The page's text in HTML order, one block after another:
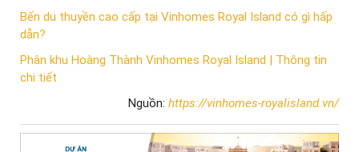
Bến du thuyền cao cấp tại Vinhomes Royal Island có gì hấp
dẫn?
Phân khu Hoàng Thành Vinhomes Royal Island | Thông tin
chi tiết
Nguồn: https://vinhomes-royalisland.vn/